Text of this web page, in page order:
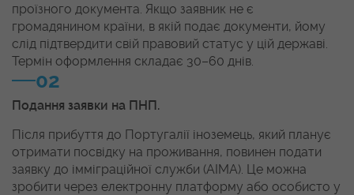
проїзного документа. Якщо заявник не є
громадянином країни, в якій подає документи, йому
слід підтвердити свій правовий статус у цій державі.
Термін оформлення складає 30–60 днів.
02
Подання заявки на ПНП.
Після прибуття до Португалії іноземець, який планує
отримати посвідку на проживання, повинен подати
заявку до імміграційної служби (AIMA). Це можна
зробити через електронну платформу або особисто у